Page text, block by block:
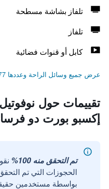
تلفاز بشاشة مسطحة
تلفاز
كابل أو قنوات فضائية
عرض جميع وسائل الراحة وعددها 77
تقييمات حول
إكسبو بورت دو
تم التحقق منه 100%
الحجوزات التي تم